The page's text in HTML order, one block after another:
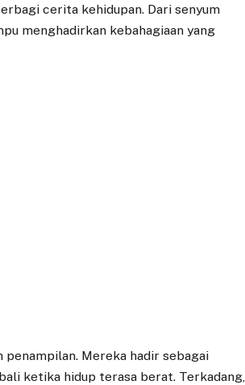
cerita kehidupan. Dari senyum
menghadirkan kebahagiaan yang
penampilan. Mereka hadir sebagai
ketika hidup terasa berat. Terkadang,